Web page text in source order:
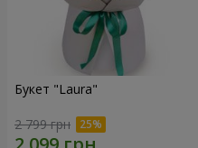
Букет "Laura"
2 799 грн